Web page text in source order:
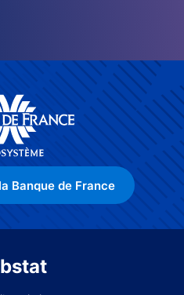
Banque de France